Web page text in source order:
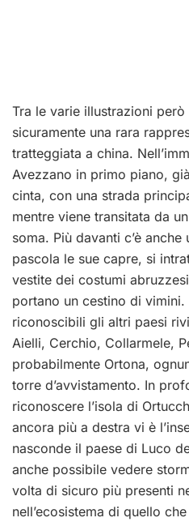
Tra le varie illustrazioni
sicuramente una rara
tratteggiata a china.
Avezzano in primo piano,
cinta, con una strada
mentre viene transitata da
soma. Più davanti c’è
pascola le sue capre, si
vestite dei costumi
portano un cestino di
riconoscibili gli altri paesi
Aielli, Cerchio, Collarmele,
probabilmente Ortona,
torre d’avvistamento. In
riconoscere l’isola di
ancora più a destra vi è
nasconde il paese di Luco
anche possibile vedere
volta di sicuro più presenti
nell’ecosistema di quello